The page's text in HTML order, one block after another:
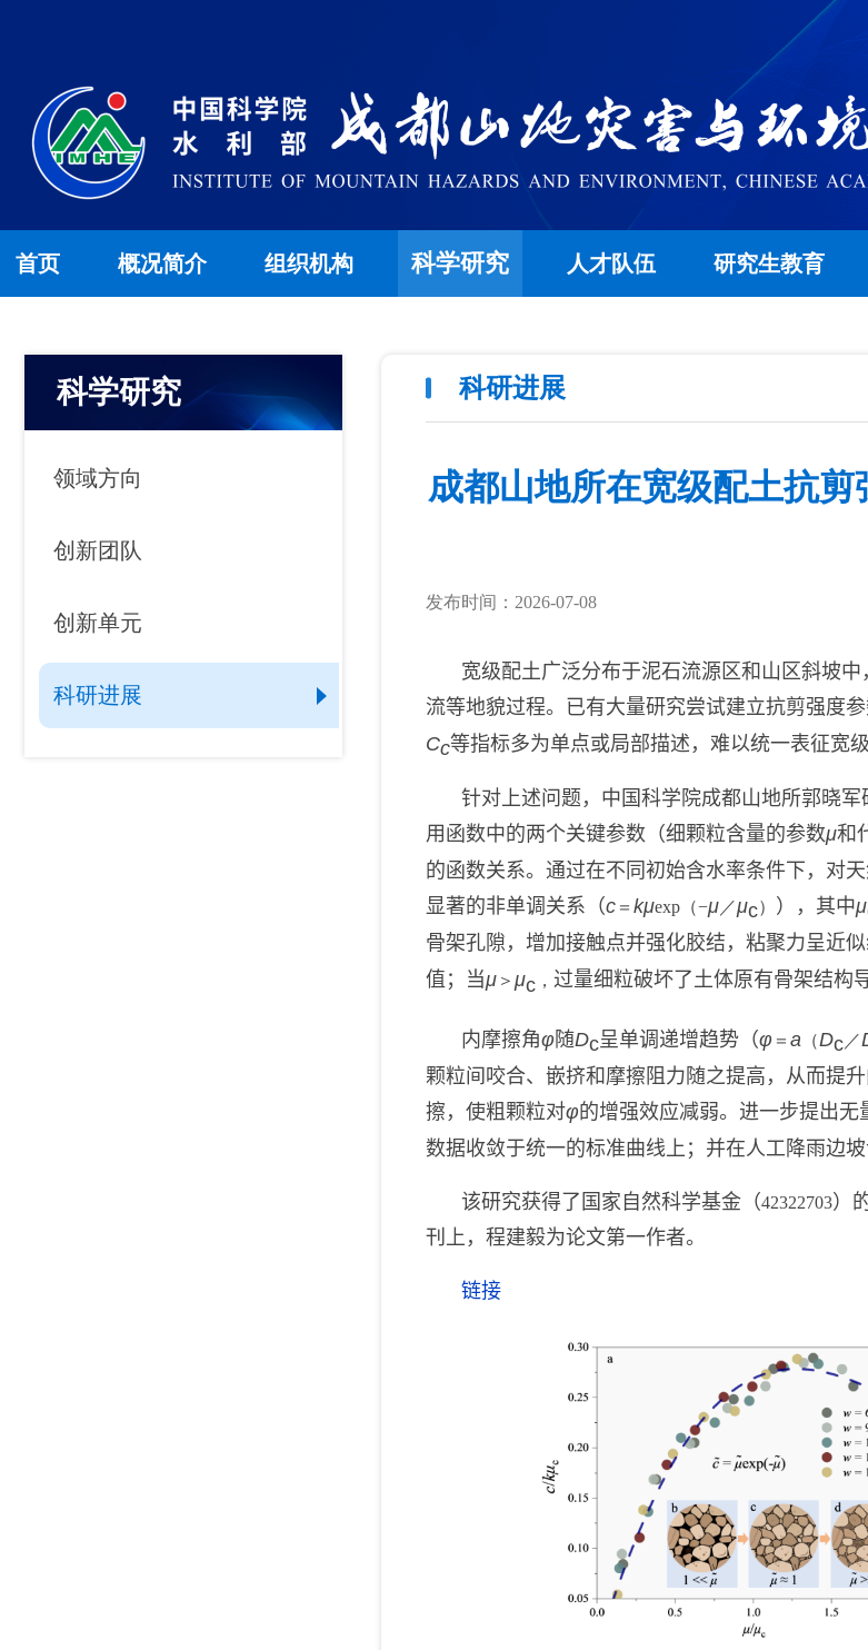
首页 概况简介 组织机构 科学研究 人才队伍 研究生教育
科学研究
领域方向
创新团队
山地灾害研究领域
山地生态环境研究领域
创新单元
科研进展
科研进展
成都山地所在宽级配土抗
发布时间：2026-07-08
宽级配土广泛分布于泥石流源区和山区斜坡
流等地貌过程。已有大量研究尝试建立抗剪强度
Cc等指标多为单点或局部描述，难以统一表征宽
针对上述问题，中国科学院成都山地所郭晓军
用函数中的两个关键参数（细颗粒含量的参数μ和
的函数关系。通过在不同初始含水率条件下，对
显著的非单调关系（c ＝ kμexp（−μ ／μc） ），其中μ
骨架孔隙，增加接触点并强化胶结，粘聚力呈近
值；当μ ＞ μc ， 过量细粒破坏了土体原有骨架结构
内摩擦角φ随Dc呈单调递增趋势（φ ＝ a （Dc ／
颗粒间咬合、嵌挤和摩擦阻力随之提高，从而提
擦，使粗颗粒对φ的增强效应减弱。进一步提出无
数据收敛于统一的标准曲线上；并在人工降雨边
该研究获得了国家自然科学基金（42322703）
刊上，程建毅为论文第一作者。
链接